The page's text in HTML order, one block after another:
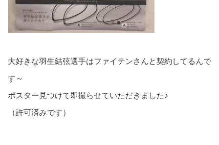
大好きな羽生結弦選手はファイテンさんと契約してるんで
す～
ポスター見つけて即撮らせていただきました♪
（許可済みです）